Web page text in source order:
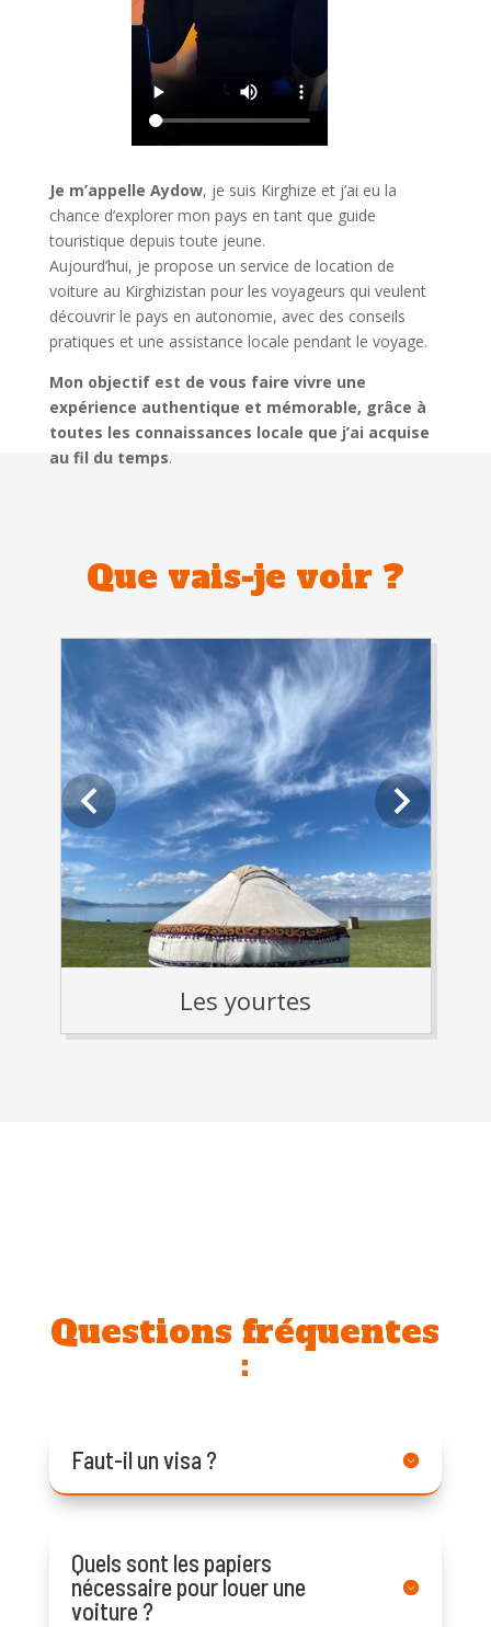
Je m’appelle Aydow, je suis Kirghize et j’ai eu la
chance d’explorer mon pays en tant que guide
touristique depuis toute jeune.
Aujourd’hui, je propose un service de location de
voiture au Kirghizistan pour les voyageurs qui veulent
découvrir le pays en autonomie, avec des conseils
pratiques et une assistance locale pendant le voyage.
Mon objectif est de vous faire vivre une
expérience authentique et mémorable, grâce à
toutes les connaissances locale que j’ai acquise
au fil du temps.
Que vais-je voir ?
Les yourtes
Questions fréquentes
:
Faut-il un visa ?
Quels sont les papiers
nécessaire pour louer une
voiture ?